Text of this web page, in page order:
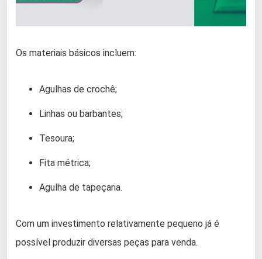
Os materiais básicos incluem:
Agulhas de crochê;
Linhas ou barbantes;
Tesoura;
Fita métrica;
Agulha de tapeçaria.
Com um investimento relativamente pequeno já é
possível produzir diversas peças para venda.